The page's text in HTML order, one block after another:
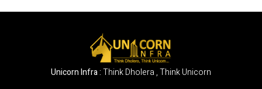
Unicorn Infra :Think Dholera , Think Unicorn